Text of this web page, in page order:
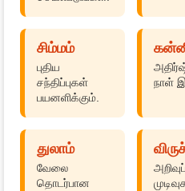
சிம்மம்
புதிய
சந்திப்புகள்
பயனளிக்கும்.
நாள்
துலாம்
வேலை
தொடர்பான